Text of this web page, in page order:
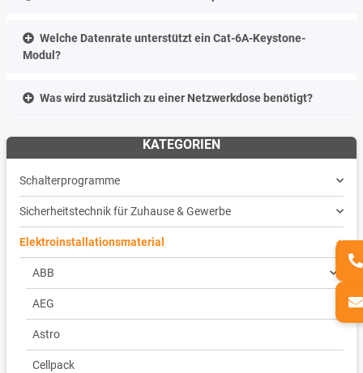
Welche Datenrate unterstützt ein Cat-6A-Keystone-
Modul?
Was wird zusätzlich zu einer Netzwerkdose benötigt?
KATEGORIEN
Schalterprogramme
Sicherheitstechnik für Zuhause & Gewerbe
Elektroinstallationsmaterial
ABB
AEG
Astro
Cellpack